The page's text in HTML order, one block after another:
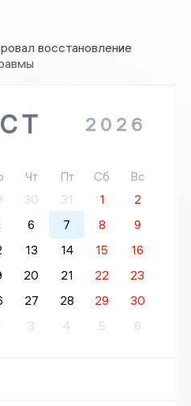
восстановление
2026
Чт Пт Сб
Вс
30 31 1
2
6 7 8
9
13 14 15
16
20 21 22
23
27 28 29
30
3 4 5 6